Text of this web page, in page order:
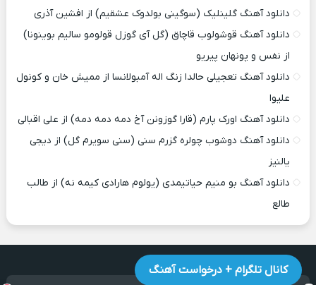
دانلود آهنگ گلینلیک (سوگینی بولدوک عشقیم) از افشین آذری
دانلود آهنگ قوشولوب قاچاق (گل آی گوزل قولومو سالیم بوینونا)
از نفس و پونهان پیریو
دانلود آهنگ تعجیلی حالدا زنگ اله آمبولانسا از ممیش خان و کونول
علیوا
دانلود آهنگ اورک پارم (قارا گوزونن آخ دمه دمه دمه) از علی اقبالی
دانلود آهنگ دوشوب چولره گزرم سنی (سنی سویرم گل) از دیجی
یالنیز
دانلود آهنگ بو منیم حیاتیمدی (یولوم هارادی کیمه نه) از طالب
طالع
کانال تلگرام + درخواست آهنگ